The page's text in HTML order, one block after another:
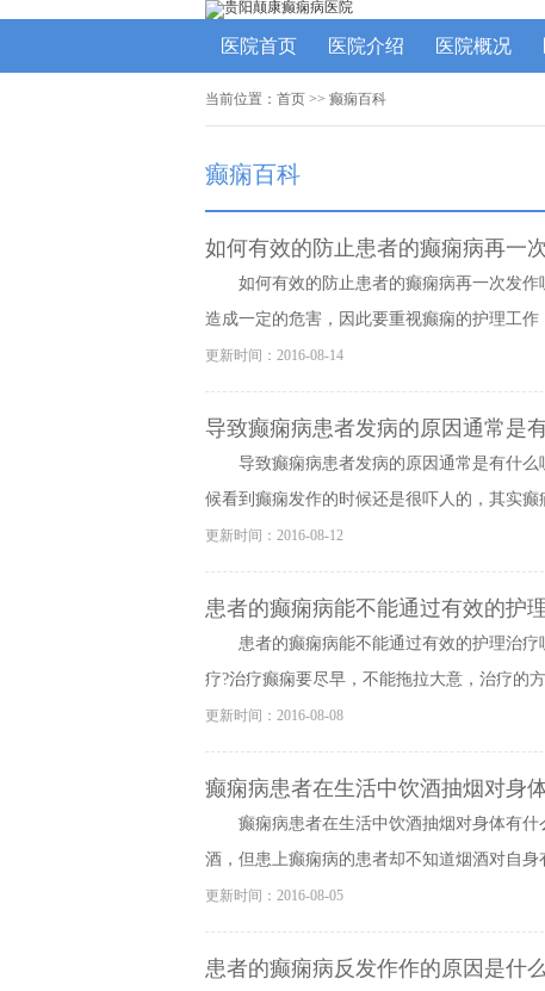
医院首页 医院介绍 医院概况
当前位置： 首页 >> 癫痫百科
癫痫百科
如何有效的防止患者的癫痫病再一
如何有效的防止患者的癫痫病再一次发
造成一定的危害，因此要重视癫痫的护理工作
更新时间：2016-08-14
导致癫痫病患者发病的原因通常是
导致癫痫病患者发病的原因通常是有什
候看到癫痫发作的时候还是很吓人的，其实癫
更新时间：2016-08-12
患者的癫痫病能不能通过有效的护
患者的癫痫病能不能通过有效的护理治
疗?治疗癫痫要尽早，不能拖拉大意，治疗的
更新时间：2016-08-08
癫痫病患者在生活中饮酒抽烟对身
癫痫病患者在生活中饮酒抽烟对身体有
酒，但患上癫痫病的患者却不知道烟酒对自身
更新时间：2016-08-05
患者的癫痫病反发作作的原因是什